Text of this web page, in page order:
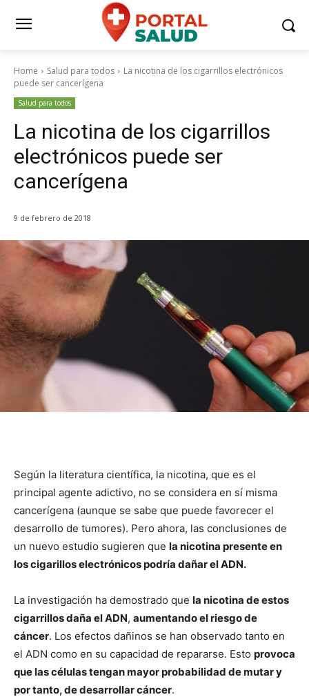
Home Salud para todos
La nicotina de los cigarrillos electrónicos
puede ser cancerígena
Salud para todos
La nicotina de los cigarrillos
electrónicos puede ser
cancerígena
9 de febrero de 2018
Según la literatura científica, la nicotina, que es el
principal agente adictivo, no se considera en sí misma
cancerígena (aunque se sabe que puede favorecer el
desarrollo de tumores). Pero ahora, las conclusiones de
un nuevo estudio sugieren que la nicotina presente en
los cigarillos electrónicos podría dañar el ADN.
La investigación ha demostrado que la nicotina de estos
cigarrillos daña el ADN, aumentando el riesgo de
cáncer. Los efectos dañinos se han observado tanto en
el ADN como en su capacidad de repararse. Esto provoca
que las células tengan mayor probabilidad de mutar y
por tanto, de desarrollar cáncer.